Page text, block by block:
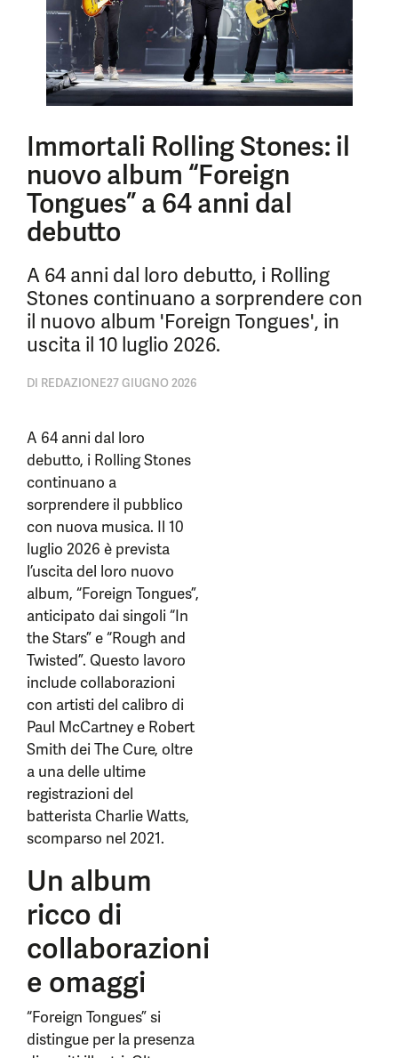
Immortali Rolling Stones: il
nuovo album “Foreign
Tongues” a 64 anni dal
debutto
A 64 anni dal loro debutto, i Rolling
Stones continuano a sorprendere con
il nuovo album 'Foreign Tongues', in
uscita il 10 luglio 2026.
DI REDAZIONE27 GIUGNO 2026
A 64 anni dal loro
debutto, i Rolling Stones
continuano a
sorprendere il pubblico
con nuova musica. Il 10
luglio 2026 è prevista
l’uscita del loro nuovo
album, “Foreign Tongues”,
anticipato dai singoli “In
the Stars” e “Rough and
Twisted”. Questo lavoro
include collaborazioni
con artisti del calibro di
Paul McCartney e Robert
Smith dei The Cure, oltre
a una delle ultime
registrazioni del
batterista Charlie Watts,
scomparso nel 2021.
Un album
ricco di
collaborazioni
e omaggi
“Foreign Tongues” si
distingue per la presenza